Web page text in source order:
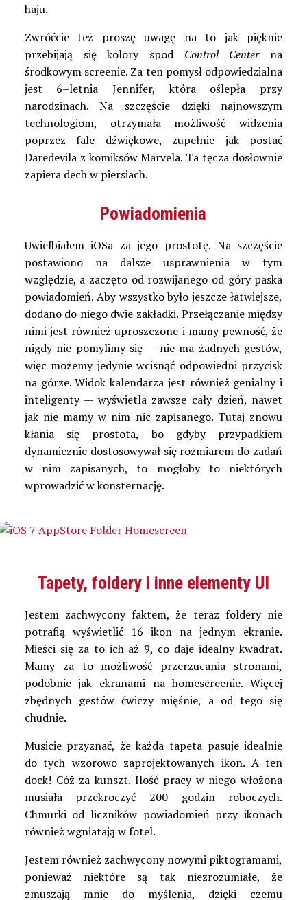
haju.
Zwróćcie też proszę uwagę na to jak pięknie
przebijają się kolory spod Control Centerna
środkowym screenie. Za ten pomysł odpowiedzialna
jest 6–letnia Jennifer, która oślepła przy
narodzinach. Na szczęście dzięki najnowszym
technologiom, otrzymała możliwość widzenia
poprzez fale dźwiękowe, zupełnie jak postać
Daredevila z komiksów Marvela. Ta tęcza dosłownie
zapiera dech w piersiach.
Powiadomienia
Uwielbiałem iOSa za jego prostotę. Na szczęście
postawiono na dalsze usprawnienia w tym
względzie, a zaczęto od rozwijanego od góry paska
powiadomień. Aby wszystko było jeszcze łatwiejsze,
dodano do niego dwie zakładki. Przełączanie między
nimi jest również uproszczone i mamy pewność, że
nigdy nie pomylimy się — nie ma żadnych gestów,
więc możemy jedynie wcisnąć odpowiedni przycisk
na górze. Widok kalendarza jest również genialny i
inteligenty — wyświetla zawsze cały dzień, nawet
jak nie mamy w nim nic zapisanego. Tutaj znowu
kłania się prostota, bo gdyby przypadkiem
dynamicznie dostosowywał się rozmiarem do zadań
w nim zapisanych, to mogłoby to niektórych
wprowadzić w konsternację.
Tapety, foldery i inne elementy UI
Jestem zachwycony faktem, że teraz foldery nie
potrafią wyświetlić 16 ikon na jednym ekranie.
Mieści się za to ich aż 9, co daje idealny kwadrat.
Mamy za to możliwość przerzucania stronami,
podobnie jak ekranami na homescreenie. Więcej
zbędnych gestów ćwiczy mięśnie, a od tego się
chudnie.
Musicie przyznać, że każda tapeta pasuje idealnie
do tych wzorowo zaprojektowanych ikon. A ten
dock! Cóż za kunszt. Ilość pracy w niego włożona
musiała przekroczyć 200 godzin roboczych.
Chmurki od liczników powiadomień przy ikonach
również wgniatają w fotel.
Jestem również zachwycony nowymi piktogramami,
ponieważ niektóre są tak niezrozumiałe, że
zmuszają mnie do myślenia, dzięki czemu